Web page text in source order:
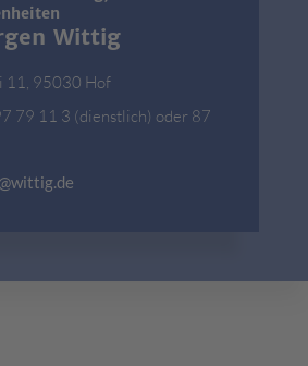
Wittig
11, 95030 Hof
79 11 3 (dienstlich) oder 87